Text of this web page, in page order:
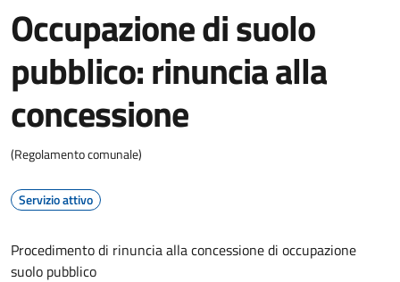
Occupazione di suolo
pubblico: rinuncia alla
concessione
(Regolamento comunale)
Servizio attivo
Procedimento di rinuncia alla concessione di occupazione
suolo pubblico